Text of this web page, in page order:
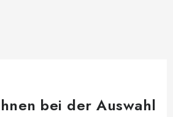
bei der Auswahl